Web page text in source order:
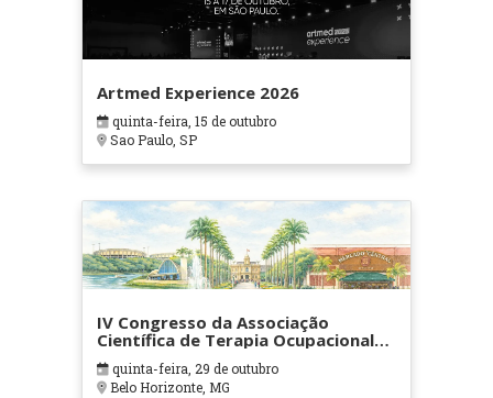
Artmed Experience 2026
quinta-feira, 15 de outubro
Sao Paulo, SP
IV Congresso da Associação
Científica de Terapia Ocupacional
em Contextos Hospitalares e
Cuidados Paliativos - ATOHOSP
quinta-feira, 29 de outubro
Belo Horizonte, MG